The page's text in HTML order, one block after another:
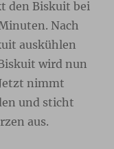
den Biskuit bei
Nach
auskühlen
wird nun
nimmt
und sticht
aus.